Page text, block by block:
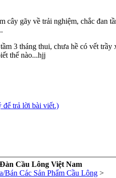
cây gãy về trải nghiệm, chắc đan
3 tháng thui, chưa hề có vết
thế nào...hjj
để trả lời bài viết.)
Cầu Lông Việt Nam
Bán Các Sản Phẩm Cầu Lông >